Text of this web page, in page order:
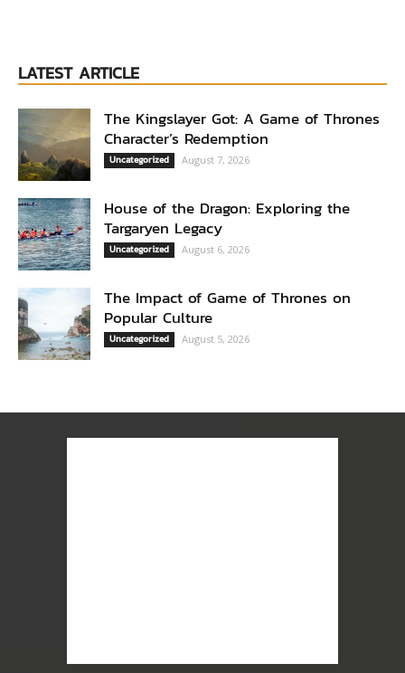
LATEST ARTICLE
The Kingslayer Got: A Game of Thrones
Character’s Redemption
Uncategorized August 7, 2026
House of the Dragon: Exploring the
Targaryen Legacy
Uncategorized August 6, 2026
The Impact of Game of Thrones on
Popular Culture
Uncategorized August 5, 2026